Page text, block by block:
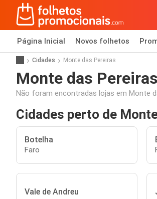
Página Inicial Novos folhetos
Cidades Monte das Pereiras
Monte das Pereiras
Não foram encontradas lojas em Monte
Cidades perto de
Botelha
Faro
Vale de Andreu